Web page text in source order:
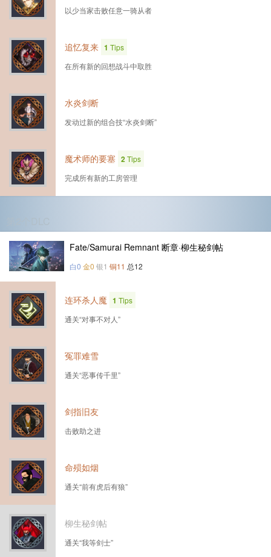
以少当家击败任意一骑从者
追忆复来 1 Tips
在所有新的回想战斗中取胜
水炎剑断
发动过新的组合技“水炎剑断”
魔术师的要塞 2Tips
完成所有新的工房管理
Fate/Samurai Remnant 断章·柳生秘剑帖
白0 金0 银1 铜11 总12
连环杀人魔 1 Tips
通关“对事不对人”
冤罪难雪
通关“恶事传千里”
剑指旧友
击败助之进
命殒如烟
通关“前有虎后有狼”
柳生秘剑帖
通关“我等剑士”